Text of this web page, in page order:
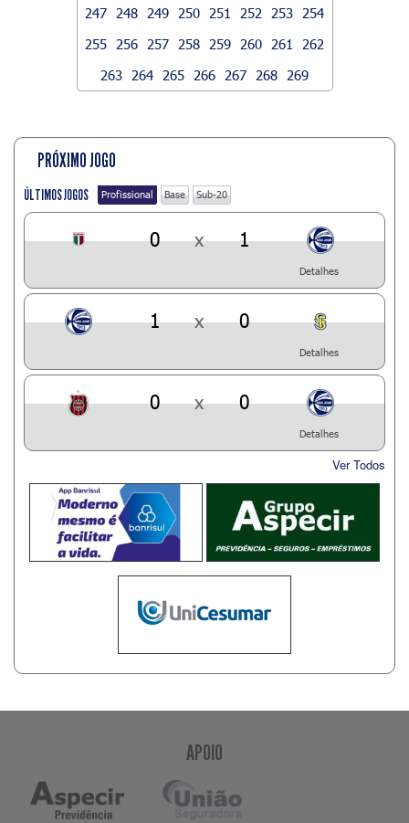
247
248 249 250 251 252 253
254
255
256 257 258 259 260 261
262
263
264 265 266 267 268 269
PRÓXIMO JOGO
ÚLTIMOS JOGOS Profissional Base Sub-20
0 x 1
Detalhes
1 x 0
Detalhes
0 x 0
Detalhes
Ver Todos
APOIO